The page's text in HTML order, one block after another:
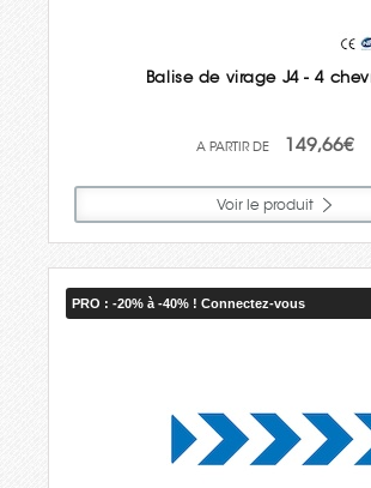
Balise de virage J4 - 4
149,66€
Voir le produit
PRO : -20% à -40% ! Connectez-vous